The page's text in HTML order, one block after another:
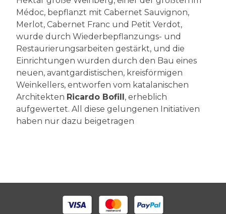
Médoc, bepflanzt mit Cabernet Sauvignon,
Merlot, Cabernet Franc und Petit Verdot,
wurde durch Wiederbepflanzungs- und
Restaurierungsarbeiten gestärkt, und die
Einrichtungen wurden durch den Bau eines
neuen, avantgardistischen, kreisförmigen
Weinkellers, entworfen vom katalanischen
Architekten Ricardo Bofill , erheblich
aufgewertet. All diese gelungenen Initiativen
haben nur dazu beigetragen